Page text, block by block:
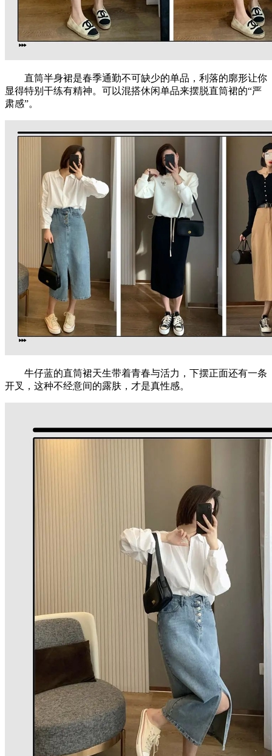
直筒半身裙是春季通勤不可缺少的单品，利落的廓形让你
显得特别干练有精神。可以混搭休闲单品来摆脱直筒裙的“严
肃感”。
牛仔蓝的直筒裙天生带着青春与活力，下摆正面还有一条
开叉，这种不经意间的露肤，才是真性感。